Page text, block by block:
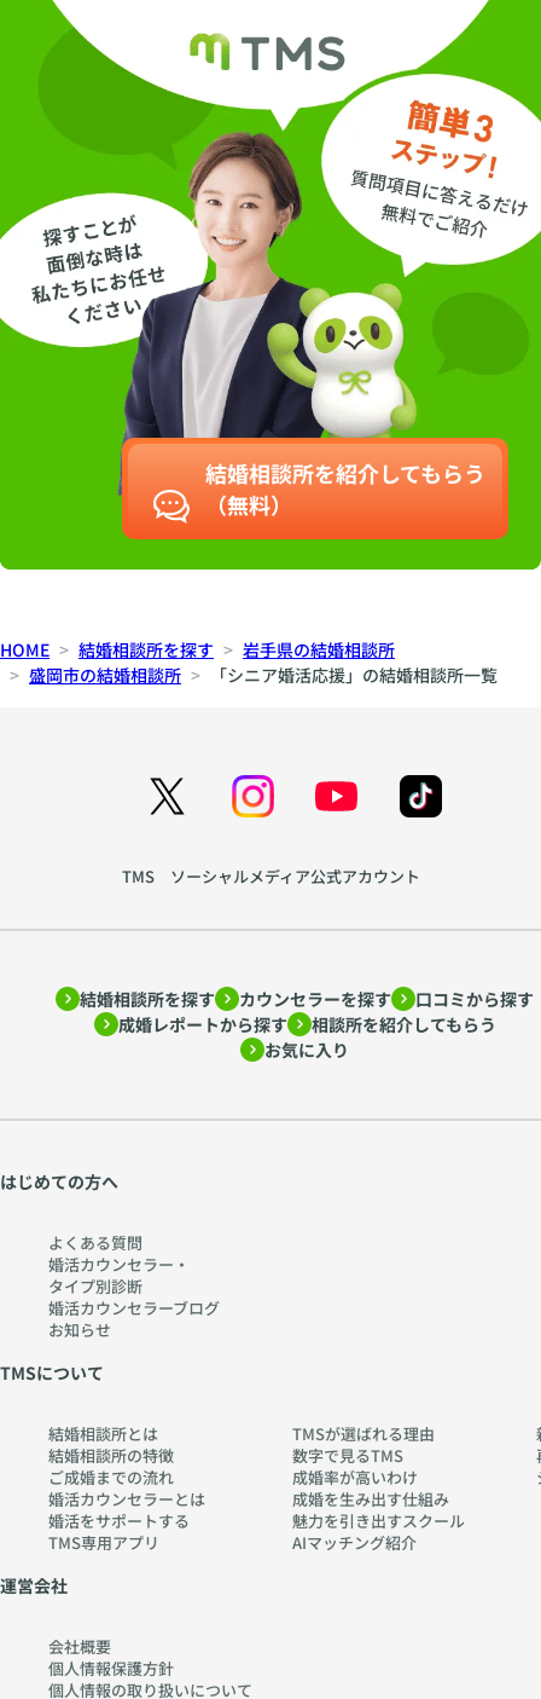
結婚相談所を紹介してもらう
（無料）
HOME 結婚相談所を探す
岩手県の結婚相談所
盛岡市の結婚相談所
「シニア婚活応援」の結婚相談所一覧
TMS ソーシャルメディア公式アカウント
結婚相談所を探す カウンセラーを探す
口コミから探す
成婚レポートから探す
相談所を紹介してもらう
お気に入り
はじめての方へ
よくある質問
婚活カウンセラー・
タイプ別診断
婚活カウンセラーブログ
お知らせ
TMSについて
結婚相談所とは
結婚相談所の特徴
ご成婚までの流れ
婚活カウンセラーとは
婚活をサポートする
TMS専用アプリ
TMSが選ばれる理由
数字で見るTMS
成婚率が高いわけ
成婚を生み出す仕組み
魅力を引き出すスクール
AIマッチング紹介
運営会社
会社概要
個人情報保護方針
個人情報の取り扱いについて